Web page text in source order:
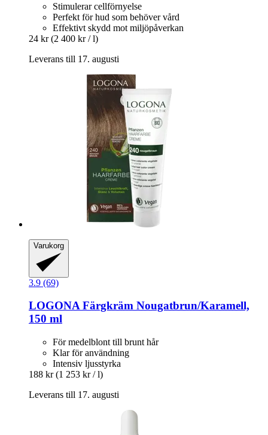
Stimulerar cellförnyelse
Perfekt för hud som behöver vård
Effektivt skydd mot miljöpåverkan
24 kr (2 400 kr / l)
Leverans till 17. augusti
Varukorg
3.9 (69)
LOGONAFärgkräm Nougatbrun/Karamell,
150 ml
För medelblont till brunt hår
Klar för användning
Intensiv ljusstyrka
188 kr (1 253 kr / l)
Leverans till 17. augusti